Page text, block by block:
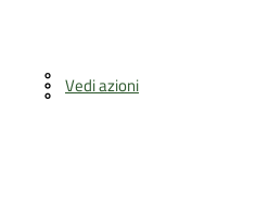
Vedi azioni